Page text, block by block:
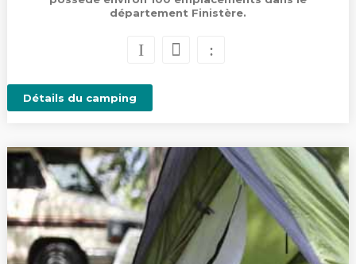
département Finistère.
Détails du camping